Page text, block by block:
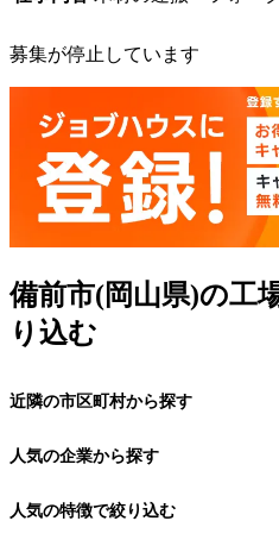
募集が停止しています
備前市(岡山県)の工
り込む
近隣の市区町村から探す
人気の企業から探す
人気の特徴で絞り込む